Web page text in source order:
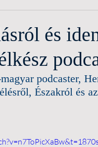
és
podcaster,
Északról és